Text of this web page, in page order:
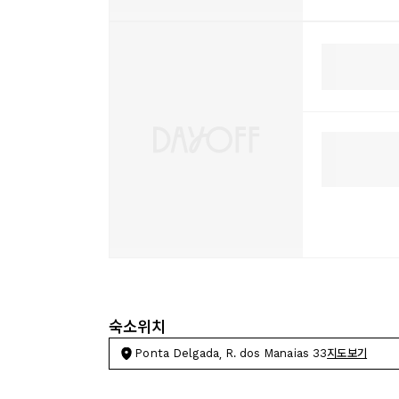
숙소위치
Ponta Delgada, R. dos Manaias 33지도보기